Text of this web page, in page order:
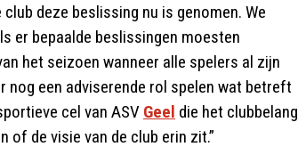
deze beslissing nu is genomen. We
er bepaalde beslissingen moesten
het seizoen wanneer alle spelers al zijn
nog een adviserende rol spelen wat betreft
cel van ASV Geel die het clubbelang
of de visie van de club erin zit.”